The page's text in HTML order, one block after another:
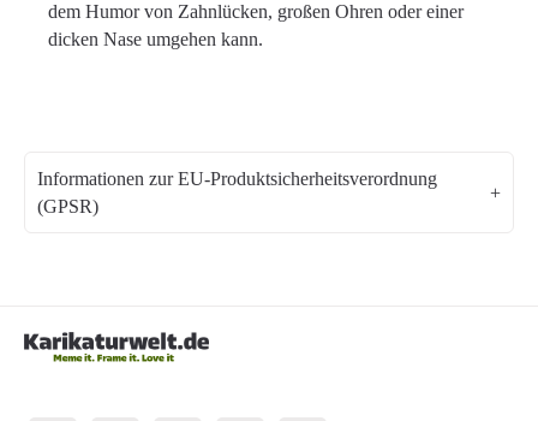
dem Humor von Zahnlücken, großen Ohren oder einer
dicken Nase umgehen kann.
Informationen zur EU-Produktsicherheitsverordnung
(GPSR)